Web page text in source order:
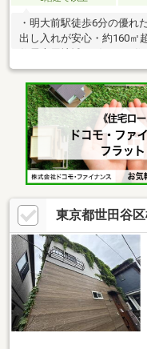
・明大前駅徒歩6分の優れ
出し入れが安心・約160㎡
東京都世田谷